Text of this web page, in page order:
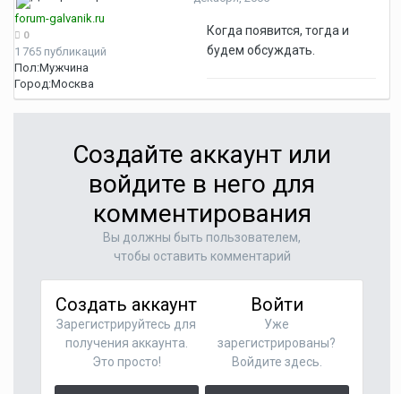
forum-galvanik.ru
0
1 765 публикаций
Пол:Мужчина
Город:Москва
Когда появится, тогда и
будем обсуждать.
Создайте аккаунт или
войдите в него для
комментирования
Вы должны быть пользователем,
чтобы оставить комментарий
Создать аккаунт
Зарегистрируйтесь для
получения аккаунта.
Это просто!
Войти
Уже
зарегистрированы?
Войдите здесь.